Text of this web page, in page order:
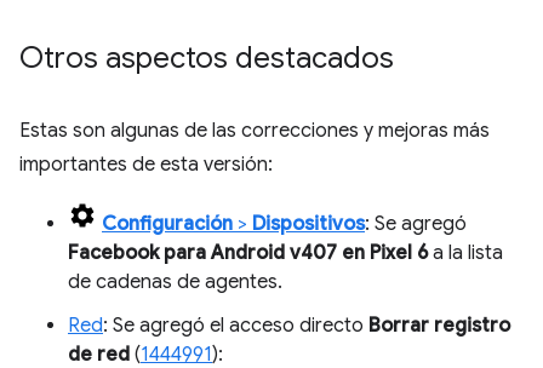
Otros aspectos destacados
Estas son algunas de las correcciones y mejoras más
importantes de esta versión:
Configuración > Dispositivos: Se agregó
Facebook para Android v407 en Pixel 6a la lista
de cadenas de agentes.
Red: Se agregó el acceso directo Borrar registro
de red (1444991):